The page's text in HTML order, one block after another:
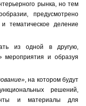
рынка, но тем
предусмотрено
тематическое деление
из одной в другую,
мероприятия и образуя
, на котором будут
решений,
и материалы для